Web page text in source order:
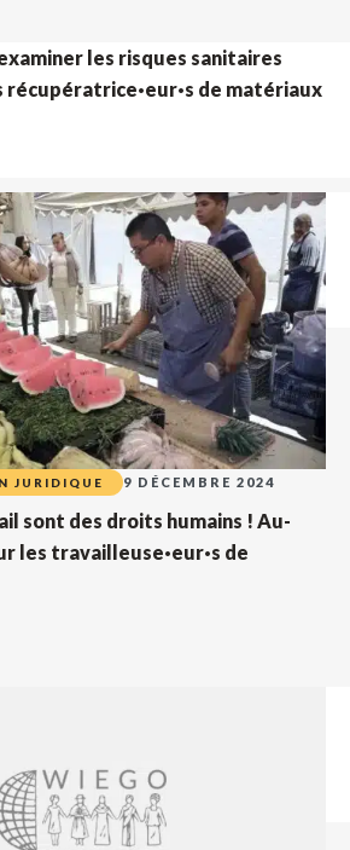
examiner les risques sanitaires
récupératrice·eur·s de matériaux
JURIDIQUE 9 DÉCEMBRE 2024
sont des droits humains ! Au-
les travailleuse·eur·s de